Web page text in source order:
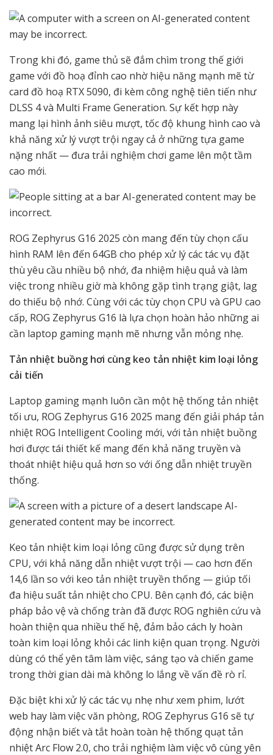
Trong khi đó, game thủ sẽ đắm chìm trong thế giới
game với đồ hoạ đỉnh cao nhờ hiệu năng mạnh mẽ từ
card đồ hoạ RTX 5090, đi kèm công nghệ tiên tiến như
DLSS 4 và Multi Frame Generation. Sự kết hợp này
mang lại hình ảnh siêu mượt, tốc độ khung hình cao và
khả năng xử lý vượt trội ngay cả ở những tựa game
nặng nhất — đưa trải nghiệm chơi game lên một tầm
cao mới.
ROG Zephyrus G16 2025 còn mang đến tùy chọn cấu
hình RAM lên đến 64GB cho phép xử lý các tác vụ đặt
thù yêu cầu nhiều bộ nhớ, đa nhiệm hiệu quả và làm
việc trong nhiều giờ mà không gặp tình trạng giật, lag
do thiếu bộ nhớ. Cùng với các tùy chọn CPU và GPU cao
cấp, ROG Zephyrus G16 là lựa chọn hoàn hảo những ai
cần laptop gaming mạnh mẽ nhưng vẫn mỏng nhẹ.
Tản nhiệt buồng hơi cùng keo tản nhiệt kim loại lỏng
cải tiến
Laptop gaming mạnh luôn cần một hệ thống tản nhiệt
tối ưu, ROG Zephyrus G16 2025 mang đến giải pháp tản
nhiệt ROG Intelligent Cooling mới, với tản nhiệt buồng
hơi được tái thiết kế mang đến khả năng truyền và
thoát nhiệt hiệu quả hơn so với ống dẫn nhiệt truyền
thống.
Keo tản nhiệt kim loại lỏng cũng được sử dụng trên
CPU, với khả năng dẫn nhiệt vượt trội — cao hơn đến
14,6 lần so với keo tản nhiệt truyền thống — giúp tối
đa hiệu suất tản nhiệt cho CPU. Bên cạnh đó, các biện
pháp bảo vệ và chống tràn đã được ROG nghiên cứu và
hoàn thiện qua nhiều thế hệ, đảm bảo cách ly hoàn
toàn kim loại lỏng khỏi các linh kiện quan trọng. Người
dùng có thể yên tâm làm việc, sáng tạo và chiến game
trong thời gian dài mà không lo lắng về vấn đề rò rỉ.
Đặc biệt khi xử lý các tác vụ nhẹ như xem phim, lướt
web hay làm việc văn phòng, ROG Zephyrus G16 sẽ tự
động nhận biết và tắt hoàn toàn hệ thống quạt tản
nhiệt Arc Flow 2.0, cho trải nghiệm làm việc vô cùng yên